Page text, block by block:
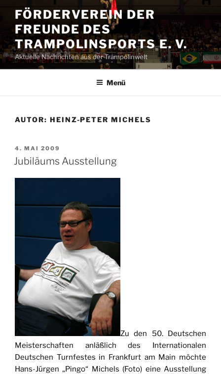
Inhalt
springen
FÖRDERVEREIN DER
FREUNDE DES
TRAMPOLINSPORTS E. V.
Aktuelle Nachrichten aus der Trampolinwelt
Menü
AUTOR: HEINZ-PETER MICHELS
VERÖFFENTLICHT
AM
4. MAI 2009
Jubiläums Ausstellung
Zu den 50. Deutschen
Meisterschaften anläßlich des Internationalen
Deutschen Turnfestes in Frankfurt am Main möchte
Hans-Jürgen „Pingo“ Michels (Foto) eine Ausstellung